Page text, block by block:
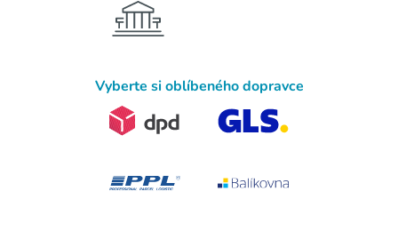
Vyberte si oblíbeného dopravce